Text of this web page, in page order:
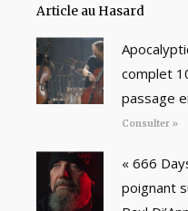
Article au Hasard
complet
passage
Consulter »
« 666
poignant